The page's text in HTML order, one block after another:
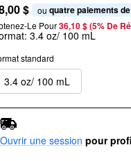
$ ou quatre paiements de
Le Pour36,10 $ (5% De
3.4 oz/ 100 mL
standard
3.4 oz/ 100 mL
Ouvrir une session pour